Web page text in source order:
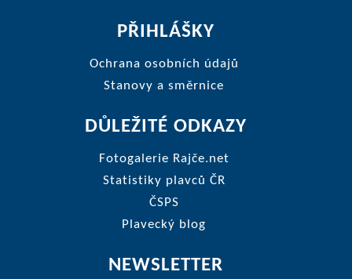
PŘIHLÁŠKY
Ochrana osobních údajů
Stanovy a směrnice
DŮLEŽITÉ ODKAZY
Fotogalerie Rajče.net
Statistiky plavců ČR
ČSPS
Plavecký blog
NEWSLETTER